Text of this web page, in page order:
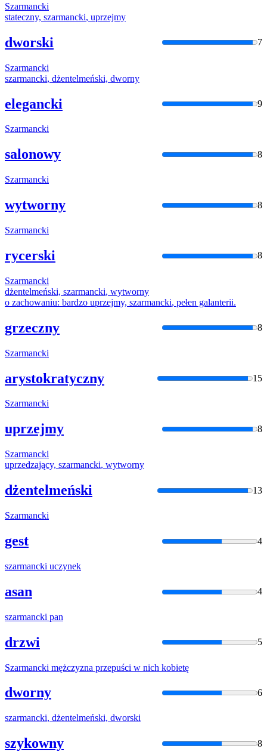
Szarmancki
stateczny, szarmancki, uprzejmy
dworski 7
Szarmancki
szarmancki, dżentelmeński, dworny
elegancki 9
Szarmancki
salonowy 8
Szarmancki
wytworny 8
Szarmancki
rycerski 8
Szarmancki
dżentelmeński, szarmancki, wytworny
o zachowaniu: bardzo uprzejmy, szarmancki, pełen galanterii.
grzeczny 8
Szarmancki
arystokratyczny 15
Szarmancki
uprzejmy 8
Szarmancki
uprzedzający, szarmancki, wytworny
dżentelmeński 13
Szarmancki
gest 4
szarmancki uczynek
asan 4
szarmancki pan
drzwi 5
Szarmancki mężczyzna przepuści w nich kobietę
dworny 6
szarmancki, dżentelmeński, dworski
szykowny 8